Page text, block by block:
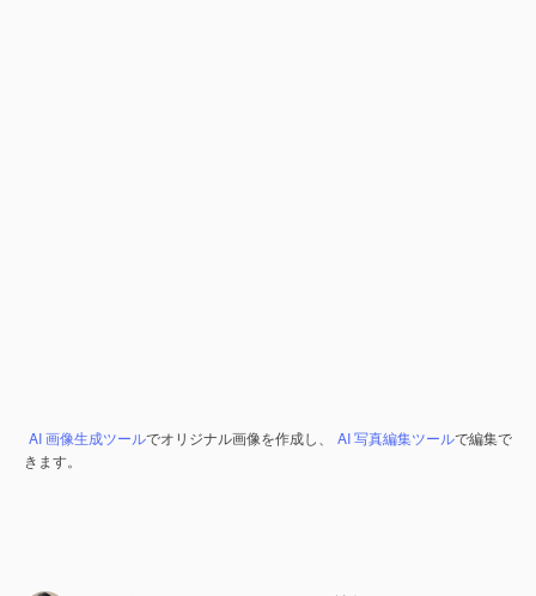
AI 画像生成ツールでオリジナル画像を作成し、 AI 写真編集ツールで編集で
きます。